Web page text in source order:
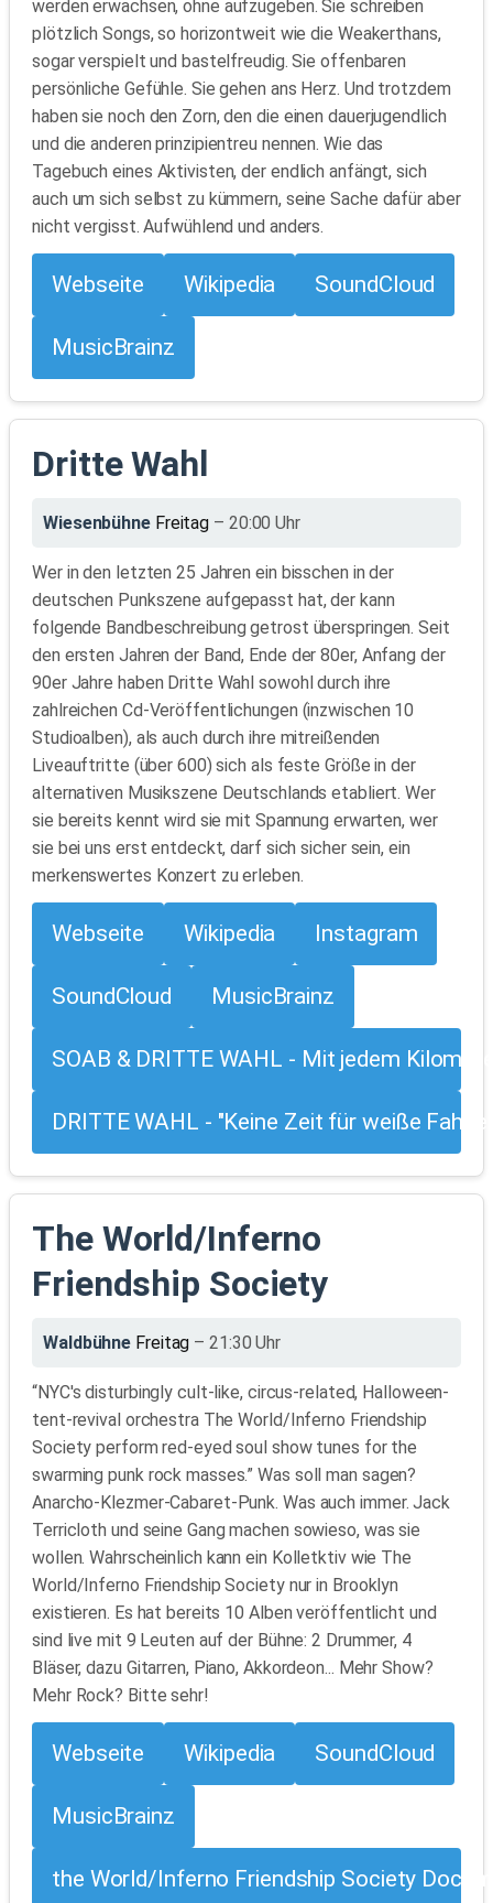
werden erwachsen, ohne aufzugeben. Sie schreiben
plötzlich Songs, so horizontweit wie die Weakerthans,
sogar verspielt und bastelfreudig. Sie offenbaren
persönliche Gefühle. Sie gehen ans Herz. Und trotzdem
haben sie noch den Zorn, den die einen dauerjugendlich
und die anderen prinzipientreu nennen. Wie das
Tagebuch eines Aktivisten, der endlich anfängt, sich
auch um sich selbst zu kümmern, seine Sache dafür aber
nicht vergisst. Aufwühlend und anders.
Webseite Wikipedia SoundCloud
MusicBrainz
Dritte Wahl
Wiesenbühne Freitag – 20:00 Uhr
Wer in den letzten 25 Jahren ein bisschen in der
deutschen Punkszene aufgepasst hat, der kann
folgende Bandbeschreibung getrost überspringen. Seit
den ersten Jahren der Band, Ende der 80er, Anfang der
90er Jahre haben Dritte Wahl sowohl durch ihre
zahlreichen Cd-Veröffentlichungen (inzwischen 10
Studioalben), als auch durch ihre mitreißenden
Liveauftritte (über 600) sich als feste Größe in der
alternativen Musikszene Deutschlands etabliert. Wer
sie bereits kennt wird sie mit Spannung erwarten, wer
sie bei uns erst entdeckt, darf sich sicher sein, ein
merkenswertes Konzert zu erleben.
Webseite Wikipedia Instagram
SoundCloud MusicBrainz
SOAB & DRITTE WAHL - Mit jedem
DRITTE WAHL - "Keine Zeit für weiße
The World/Inferno
Friendship Society
Waldbühne Freitag – 21:30 Uhr
“NYC's disturbingly cult-like, circus-related, Halloween-
tent-revival orchestra The World/Inferno Friendship
Society perform red-eyed soul show tunes for the
swarming punk rock masses.” Was soll man sagen?
Anarcho-Klezmer-Cabaret-Punk. Was auch immer. Jack
Terricloth und seine Gang machen sowieso, was sie
wollen. Wahrscheinlich kann ein Kolletktiv wie The
World/Inferno Friendship Society nur in Brooklyn
existieren. Es hat bereits 10 Alben veröffentlicht und
sind live mit 9 Leuten auf der Bühne: 2 Drummer, 4
Bläser, dazu Gitarren, Piano, Akkordeon... Mehr Show?
Mehr Rock? Bitte sehr!
Webseite Wikipedia SoundCloud
MusicBrainz
the World/Inferno Friendship Society